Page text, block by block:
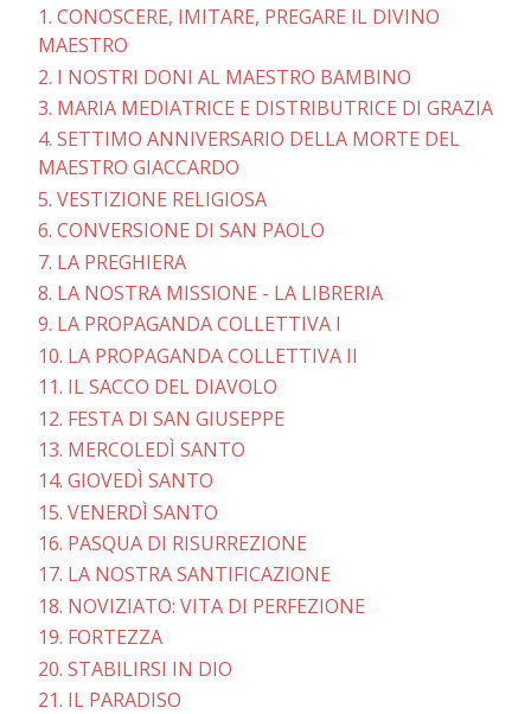
1. CONOSCERE, IMITARE, PREGARE IL DIVINO
MAESTRO
2. I NOSTRI DONI AL MAESTRO BAMBINO
3. MARIA MEDIATRICE E DISTRIBUTRICE DI GRAZIA
4. SETTIMO ANNIVERSARIO DELLA MORTE DEL
MAESTRO GIACCARDO
5. VESTIZIONE RELIGIOSA
6. CONVERSIONE DI SAN PAOLO
7. LA PREGHIERA
8. LA NOSTRA MISSIONE - LA LIBRERIA
9. LA PROPAGANDA COLLETTIVA I
10. LA PROPAGANDA COLLETTIVA II
11. IL SACCO DEL DIAVOLO
12. FESTA DI SAN GIUSEPPE
13. MERCOLEDÌ SANTO
14. GIOVEDÌ SANTO
15. VENERDÌ SANTO
16. PASQUA DI RISURREZIONE
17. LA NOSTRA SANTIFICAZIONE
18. NOVIZIATO: VITA DI PERFEZIONE
19. FORTEZZA
20. STABILIRSI IN DIO
21. IL PARADISO